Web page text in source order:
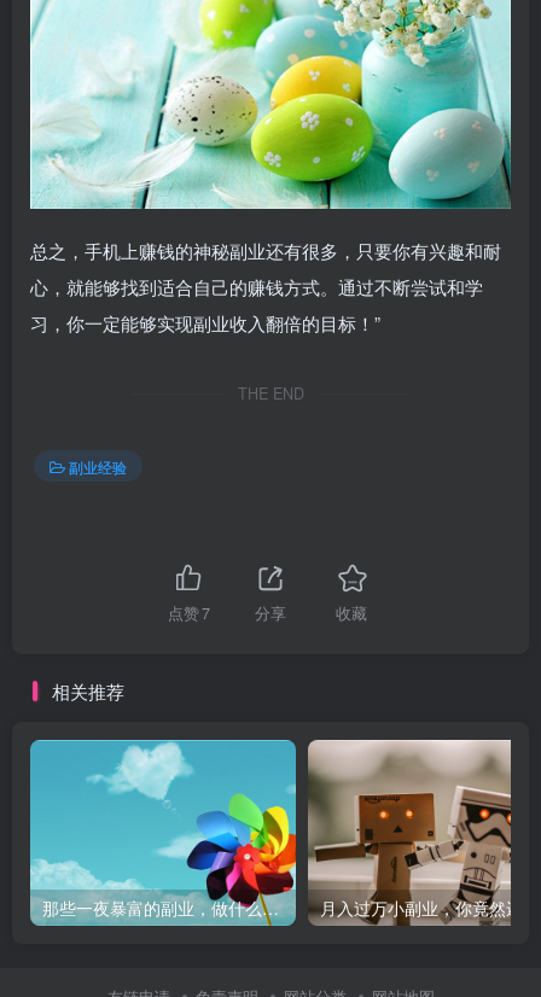
总之，手机上赚钱的神秘副业还有很多，只要你有兴趣和耐
心，就能够找到适合自己的赚钱方式。通过不断尝试和学
习，你一定能够实现副业收入翻倍的目标！”
THE END
副业经验
点赞7 分享 收藏
相关推荐
那些一夜暴富的副业，做什么能赚钱？